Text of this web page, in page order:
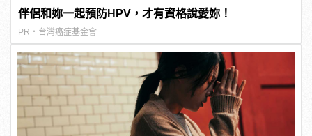
伴侶和妳一起預防HPV，才有資格說愛妳！
PR・台灣癌症基金會